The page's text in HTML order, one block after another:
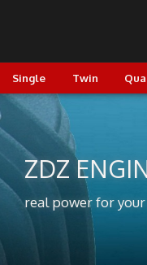
Single Twin
ZDZ
real power for